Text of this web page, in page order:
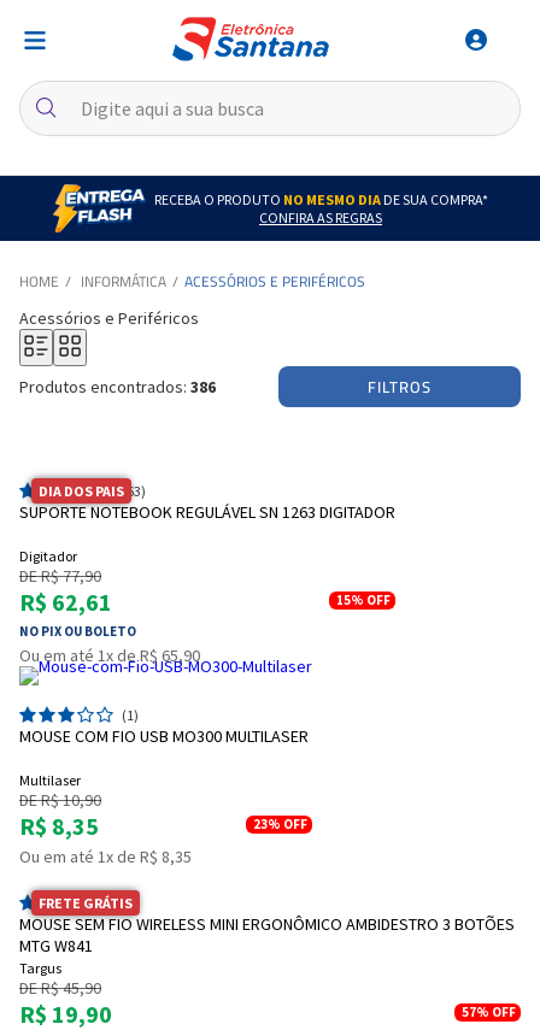
RECEBA O PRODUTO NO MESMO DIADE SUA COMPRA*
CONFIRA AS REGRAS
INFORMÁTICA ACESSÓRIOS E PERIFÉRICOS
Acessórios e Periféricos
Produtos encontrados: 386 FILTROS
DIA DOS PAIS(63)
SUPORTE NOTEBOOK REGULÁVEL SN 1263 DIGITADOR
Digitador
DE R$ 77,90
R$ 62,61
NO PIX OU BOLETO
15% OFF
Ou em até 1x de R$ 65,90
(1)
MOUSE COM FIO USB MO300 MULTILASER
Multilaser
DE R$ 10,90
R$ 8,35 23% OFF
Ou em até 1x de R$ 8,35
FRETE GRÁTIS
(2)
MOUSE SEM FIO WIRELESS MINI ERGONÔMICO AMBIDESTRO 3 BOTÕES
MTG W841
Targus
DE R$ 45,90
R$ 19,90 57% OFF